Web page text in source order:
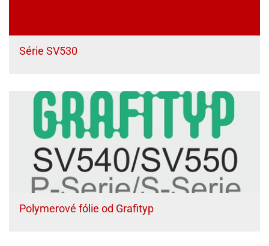
Série SV530
Polymerové fólie od Grafityp